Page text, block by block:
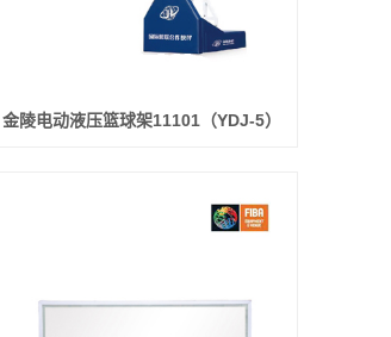
金陵电动液压篮球架11101（YDJ-5）